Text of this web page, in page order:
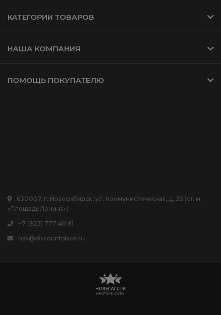
КАТЕГОРИИ ТОВАРОВ
НАША КОМПАНИЯ
ПОМОЩЬ ПОКУПАТЕЛЮ
630007, г. Новосибирск, ул. Коммунистическая, д. 35 (ст. м.
«Площадь Ленина»)
+7 (923) 777 40 81
nsk@discountplace.ru